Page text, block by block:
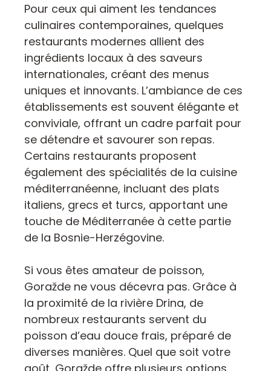
Pour ceux qui aiment les tendances
culinaires contemporaines, quelques
restaurants modernes allient des
ingrédients locaux à des saveurs
internationales, créant des menus
uniques et innovants. L’ambiance de ces
établissements est souvent élégante et
conviviale, offrant un cadre parfait pour
se détendre et savourer son repas.
Certains restaurants proposent
également des spécialités de la cuisine
méditerranéenne, incluant des plats
italiens, grecs et turcs, apportant une
touche de Méditerranée à cette partie
de la Bosnie-Herzégovine.
Si vous êtes amateur de poisson,
Goražde ne vous décevra pas. Grâce à
la proximité de la rivière Drina, de
nombreux restaurants servent du
poisson d’eau douce frais, préparé de
diverses manières. Quel que soit votre